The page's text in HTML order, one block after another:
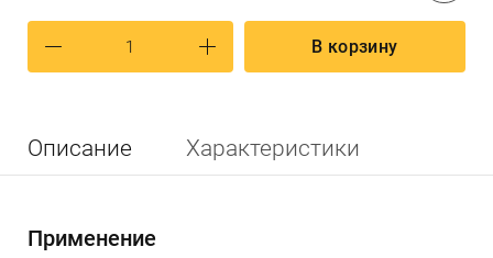
В корзину
Описание Характеристики
Применение